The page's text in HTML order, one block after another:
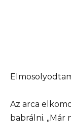
Az arca
babrálni. „Már